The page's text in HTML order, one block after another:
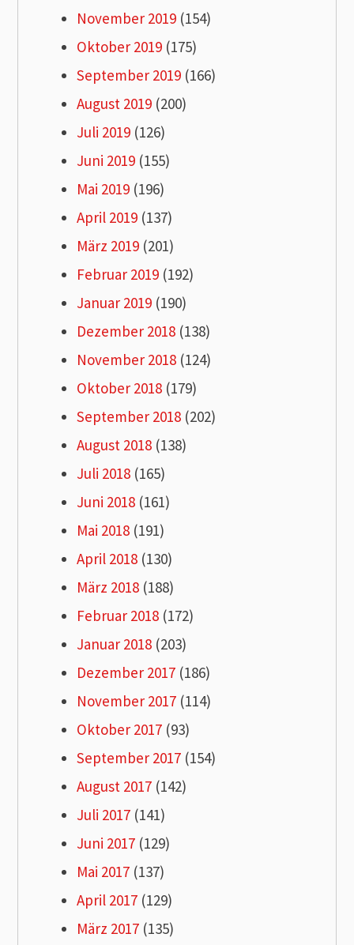
November 2019 (154)
Oktober 2019 (175)
September 2019 (166)
August 2019 (200)
Juli 2019 (126)
Juni 2019 (155)
Mai 2019 (196)
April 2019 (137)
März 2019 (201)
Februar 2019 (192)
Januar 2019 (190)
Dezember 2018 (138)
November 2018 (124)
Oktober 2018 (179)
September 2018 (202)
August 2018 (138)
Juli 2018 (165)
Juni 2018 (161)
Mai 2018 (191)
April 2018 (130)
März 2018 (188)
Februar 2018 (172)
Januar 2018 (203)
Dezember 2017 (186)
November 2017 (114)
Oktober 2017 (93)
September 2017 (154)
August 2017 (142)
Juli 2017 (141)
Juni 2017 (129)
Mai 2017 (137)
April 2017 (129)
März 2017 (135)